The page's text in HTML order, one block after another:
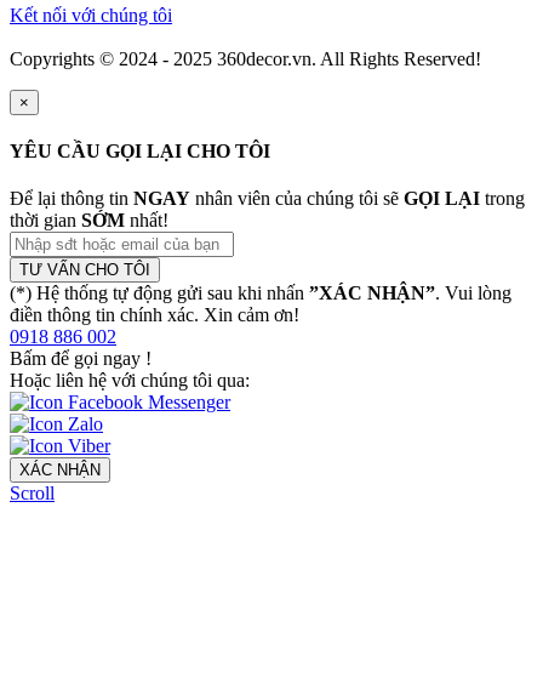
Kết nối với chúng tôi
Copyrights © 2024 - 2025 360decor.vn. All Rights Reserved!
×
YÊU CẦU GỌI LẠI CHO TÔI
Để lại thông tin NGAY nhân viên của chúng tôi sẽ GỌI LẠI trong
thời gian SỚM nhất!
TƯ VẤN CHO TÔI
(*) Hệ thống tự động gửi sau khi nhấn ”XÁC NHẬN”. Vui lòng
điền thông tin chính xác. Xin cảm ơn!
0918 886 002
Bấm để gọi ngay !
Hoặc liên hệ với chúng tôi qua:
XÁC NHẬN
Scroll